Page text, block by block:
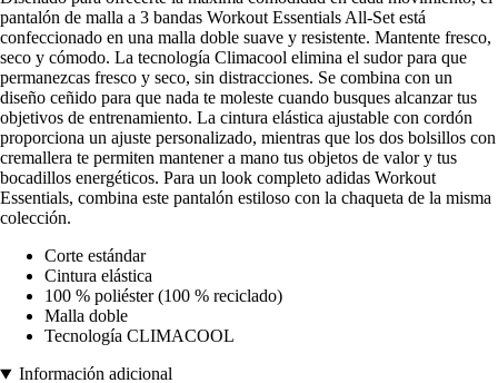
pantalón de malla a 3 bandas Workout Essentials All-Set está
confeccionado en una malla doble suave y resistente. Mantente fresco,
seco y cómodo. La tecnología Climacool elimina el sudor para que
permanezcas fresco y seco, sin distracciones. Se combina con un
diseño ceñido para que nada te moleste cuando busques alcanzar tus
objetivos de entrenamiento. La cintura elástica ajustable con cordón
proporciona un ajuste personalizado, mientras que los dos bolsillos con
cremallera te permiten mantener a mano tus objetos de valor y tus
bocadillos energéticos. Para un look completo adidas Workout
Essentials, combina este pantalón estiloso con la chaqueta de la misma
colección.
Corte estándar
Cintura elástica
100 % poliéster (100 % reciclado)
Malla doble
Tecnología CLIMACOOL
Información adicional